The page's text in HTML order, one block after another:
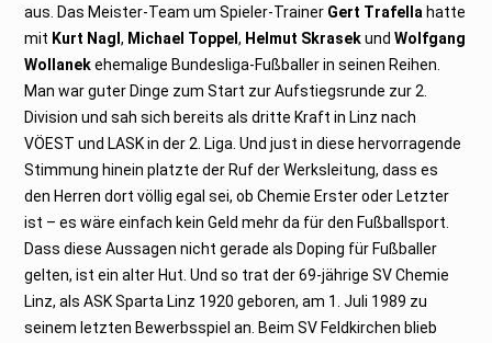
aus. Das Meister-Team um Spieler-Trainer Gert Trafella hatte
mit Kurt Nagl, Michael Toppel, Helmut SkrasekundWolfgang
Wollanekehemalige Bundesliga-Fußballer in seinen Reihen.
Man war guter Dinge zum Start zur Aufstiegsrunde zur 2.
Division und sah sich bereits als dritte Kraft in Linz nach
VÖEST und LASK in der 2. Liga. Und just in diese hervorragende
Stimmung hinein platzte der Ruf der Werksleitung, dass es
den Herren dort völlig egal sei, ob Chemie Erster oder Letzter
ist – es wäre einfach kein Geld mehr da für den Fußballsport.
Dass diese Aussagen nicht gerade als Doping für Fußballer
gelten, ist ein alter Hut. Und so trat der 69-jährige SV Chemie
Linz, als ASK Sparta Linz 1920 geboren, am 1. Juli 1989 zu
seinem letzten Bewerbsspiel an. Beim SV Feldkirchen blieb